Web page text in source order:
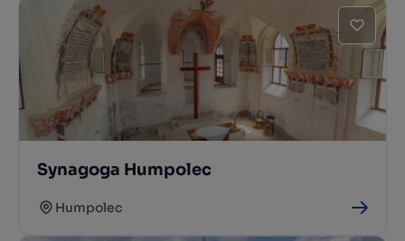
Synagoga Humpolec
Humpolec